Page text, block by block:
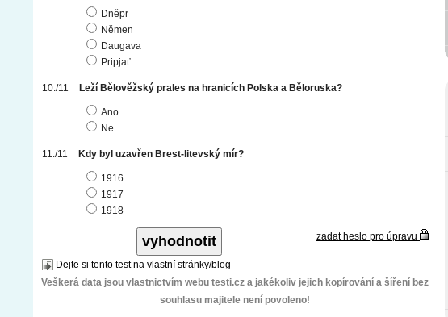
Dněpr
Němen
Daugava
Pripjať
Leží Bělověžský prales na hranicích Polska a Běloruska?
Ano
Ne
Kdy byl uzavřen Brest-litevský mír?
1916
1917
1918
zadat heslo pro úpravu
Dejte si tento test na vlastní stránky/blog
Veškerá data jsou vlastnictvím webu testi.cz a jakékoliv jejich kopírování a šíření bez
souhlasu majitele není povoleno!